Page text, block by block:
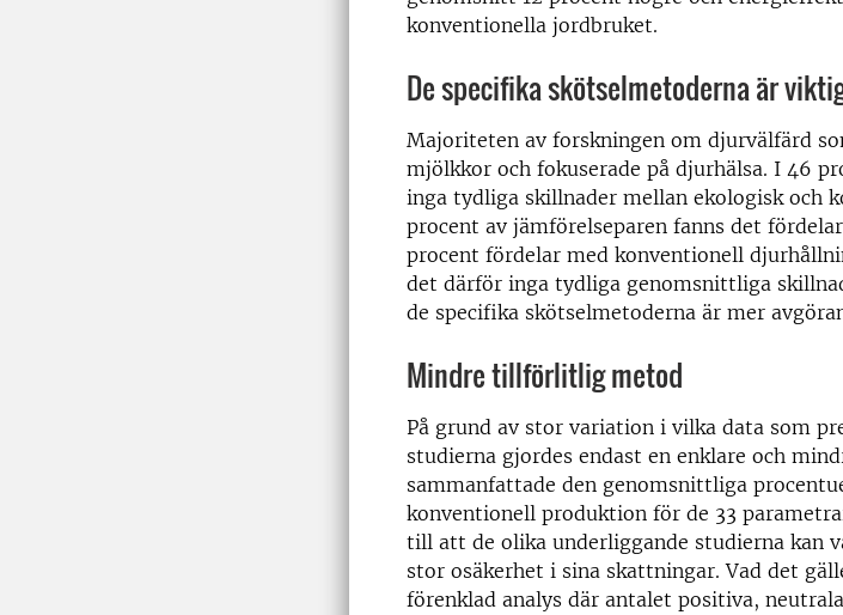
konventionella jordbruket.
De specifika skötselmetoderna är
Majoriteten av forskningen om djurvälfärd
mjölkkor och fokuserade på djurhälsa. I 46
inga tydliga skillnader mellan ekologisk och
procent av jämförelseparen fanns det
procent fördelar med konventionell
det därför inga tydliga genomsnittliga
de specifika skötselmetoderna är mer
Mindre tillförlitlig metod
På grund av stor variation i vilka data som
studierna gjordes endast en enklare och
sammanfattade den genomsnittliga
konventionell produktion för de 33
till att de olika underliggande studierna kan
stor osäkerhet i sina skattningar. Vad det
förenklad analys där antalet positiva,